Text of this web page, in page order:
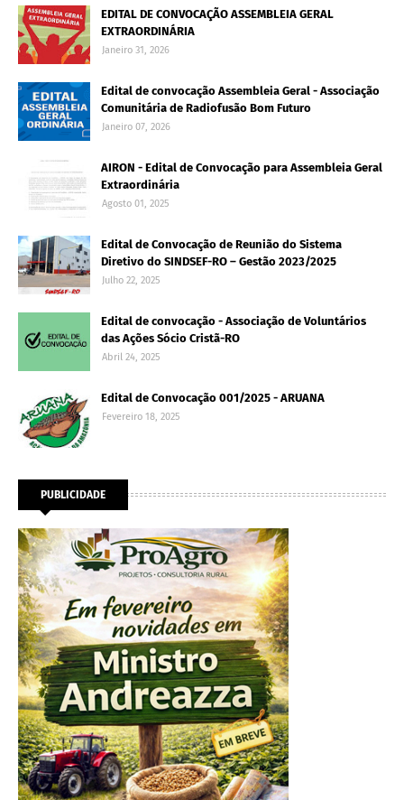
EDITAL DE CONVOCAÇÃO ASSEMBLEIA GERAL
EXTRAORDINÁRIA
Janeiro 31, 2026
Edital de convocação Assembleia Geral - Associação
Comunitária de Radiofusão Bom Futuro
Janeiro 07, 2026
AIRON - Edital de Convocação para Assembleia Geral
Extraordinária
Agosto 01, 2025
Edital de Convocação de Reunião do Sistema
Diretivo do SINDSEF-RO – Gestão 2023/2025
Julho 22, 2025
Edital de convocação - Associação de Voluntários
das Ações Sócio Cristã-RO
Abril 24, 2025
Edital de Convocação 001/2025 - ARUANA
Fevereiro 18, 2025
PUBLICIDADE